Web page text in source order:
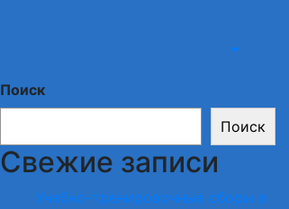
Поиск
Поиск
Свежие записи
Учебно-тренировочные сборы в